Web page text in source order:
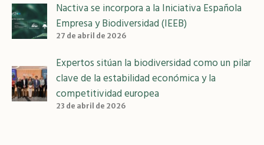
Nactiva se incorpora a la Iniciativa Española
Empresa y Biodiversidad (IEEB)
27 de abril de 2026
Expertos sitúan la biodiversidad como un pilar
clave de la estabilidad económica y la
competitividad europea
23 de abril de 2026